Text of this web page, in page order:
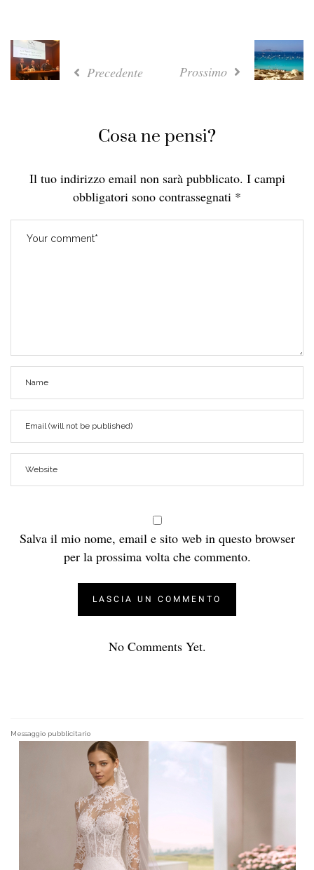
Precedente Prossimo
Cosa ne pensi?
Il tuo indirizzo email non sarà pubblicato. I campi
obbligatori sono contrassegnati *
Salva il mio nome, email e sito web in questo browser
per la prossima volta che commento.
No Comments Yet.
Messaggio pubblicitario